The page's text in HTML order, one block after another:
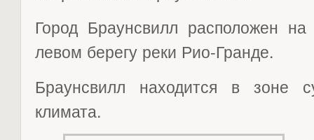
Город Браунсвилл расположен
левом берегу реки Рио-Гранде.
Браунсвилл находится в зоне
климата.